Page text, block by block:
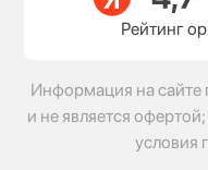
Рейтинг
Информация на сайте
и не является
условия